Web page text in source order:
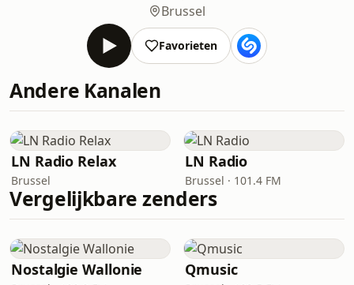
Brussel
Favorieten
Andere Kanalen
LN Radio Relax
Brussel
LN Radio
Brussel · 101.4 FM
Vergelijkbare zenders
Nostalgie Wallonie Qmusic